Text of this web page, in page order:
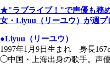
★"ラブライブ！"で声優も務
女・Liyuu（リーユウ）が週プ
●Liyuu（リーユウ）
1997年1月9日生まれ 身長
◯中国・上海出身の歌手。声